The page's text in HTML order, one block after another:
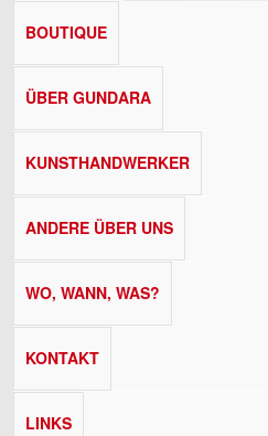
BOUTIQUE
ÜBER GUNDARA
KUNSTHANDWERKER
ANDERE ÜBER UNS
WO, WANN, WAS?
KONTAKT
LINKS